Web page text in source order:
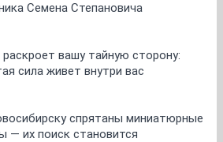
Семена Степановича
вашу тайную сторону:
сила живет внутри вас
спрятаны миниатюрные
— их поиск становится